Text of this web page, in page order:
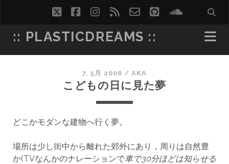
twitterfacebookinstagram
rss email-
form
github
:: PLASTICDREAMS ::
7. 5月 2006 /AKA
こどもの日に見た夢
どこかモダンな建物へ行く夢。
場所は少し街中から離れた郊外にあり，周りは自然豊
か(TVなんかのナレーションで車で30分ほどは知らせる